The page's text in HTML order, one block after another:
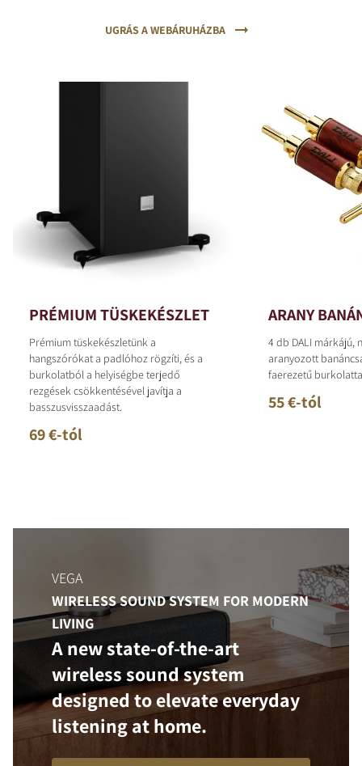
UGRÁS A WEBÁRUHÁZBA
PRÉMIUM TÜSKEKÉSZLET
Prémium tüskekészletünk a
hangszórókat a padlóhoz rögzíti, és a
burkolatból a helyiségbe terjedő
rezgések csökkentésével javítja a
basszusvisszaadást.
69 €-tól
ARANY
4 db DALI márkájú,
aranyozott
faerezetű
55 €-tól
VEGA
WIRELESS SOUND SYSTEM FOR MODERN
LIVING
A new state-of-the-art
wireless sound system
designed to elevate everyday
listening at home.